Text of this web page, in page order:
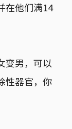
在他们满14
变男，可以
性器官，你